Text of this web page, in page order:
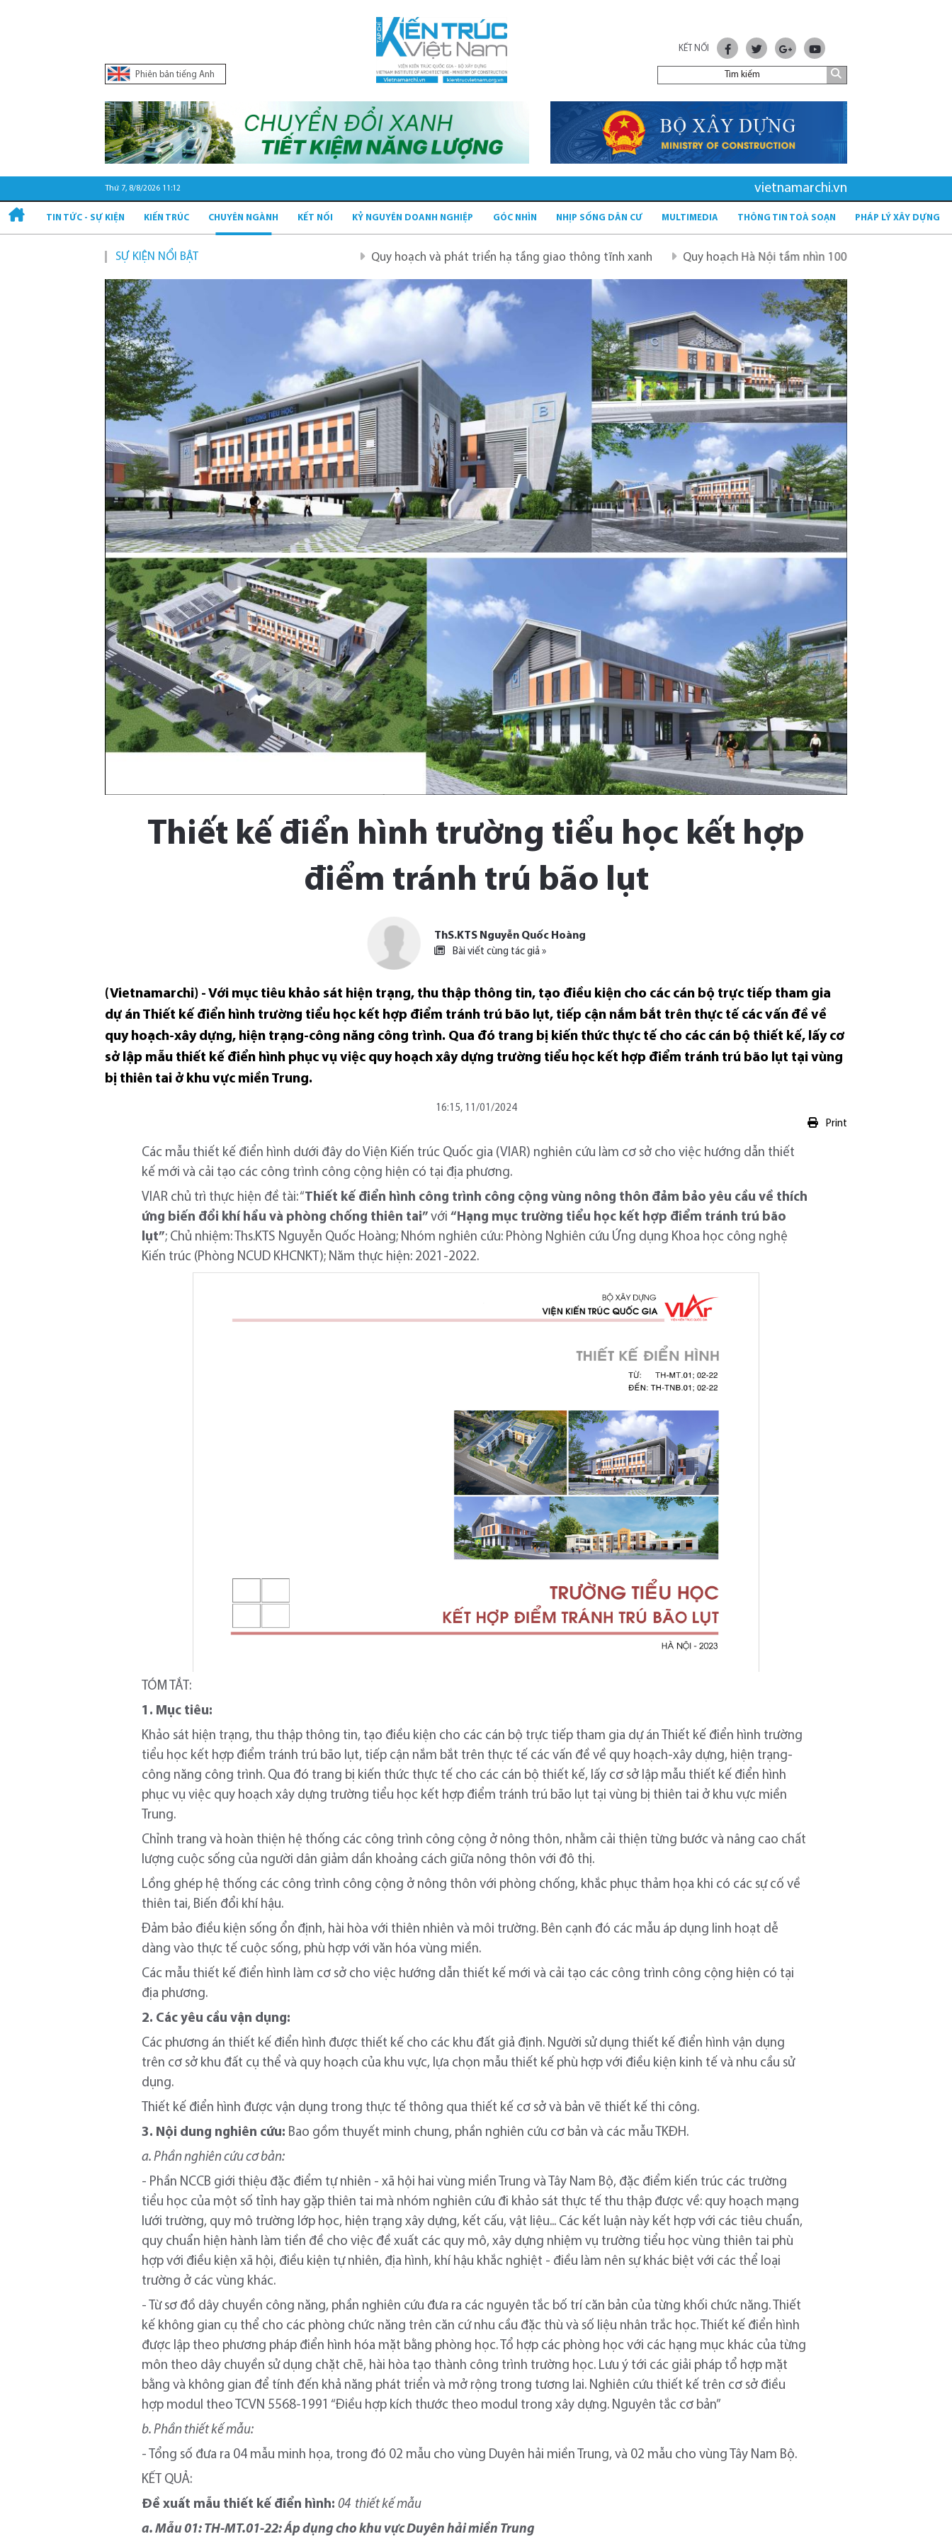
Phiên bản tiếng Anh
KẾT NỐI
Thứ 7, 8/8/2026 11:12 vietnamarchi.vn
TIN TỨC - SỰ KIỆN KIẾN TRÚC CHUYÊN NGÀNH KẾT NỐI KỶ NGUYÊN DOANH NGHIỆP GÓC NHÌN NHỊP SỐNG DÂN CƯ MULTIMEDIA THÔNG TIN TOÀ SOẠN PHÁP LÝ XÂY DỰNG
SỰ KIỆN NỔI BẬT Quy hoạch và phát triển hạ tầng giao thông tĩnh xanh Quy hoạch Hà Nội tầm nhìn 100 năm Quy hoạch mới sau
Thiết kế điển hình trường tiểu học kết hợp
điểm tránh trú bão lụt
ThS.KTS Nguyễn Quốc Hoàng
Bài viết cùng tác giả »
(Vietnamarchi) - Với mục tiêu khảo sát hiện trạng, thu thập thông tin, tạo điều kiện cho các cán bộ trực tiếp tham gia
dự án Thiết kế điển hình trường tiểu học kết hợp điểm tránh trú bão lụt, tiếp cận nắm bắt trên thực tế các vấn đề về
quy hoạch-xây dựng, hiện trạng-công năng công trình. Qua đó trang bị kiến thức thực tế cho các cán bộ thiết kế, lấy cơ
sở lập mẫu thiết kế điển hình phục vụ việc quy hoạch xây dựng trường tiểu học kết hợp điểm tránh trú bão lụt tại vùng
bị thiên tai ở khu vực miền Trung.
16:15, 11/01/2024
Print
Các mẫu thiết kế điển hình dưới đây do Viện Kiến trúc Quốc gia (VIAR) nghiên cứu làm cơ sở cho việc hướng dẫn thiết
kế mới và cải tạo các công trình công cộng hiện có tại địa phương.
VIAR chủ trì thực hiện đề tài: “Thiết kế điển hình công trình công cộng vùng nông thôn đảm bảo yêu cầu về thích
ứng biến đổi khí hẩu và phòng chống thiên tai”với“Hạng mục trường tiểu học kết hợp điểm tránh trú bão
lụt”; Chủ nhiệm: Ths.KTS Nguyễn Quốc Hoàng; Nhóm nghiên cứu: Phòng Nghiên cứu Ứng dụng Khoa học công nghệ
Kiến trúc (Phòng NCUD KHCNKT); Năm thực hiện: 2021-2022.
TÓM TẮT:
1. Mục tiêu:
Khảo sát hiện trạng, thu thập thông tin, tạo điều kiện cho các cán bộ trực tiếp tham gia dự án Thiết kế điển hình trường
tiểu học kết hợp điểm tránh trú bão lụt, tiếp cận nắm bắt trên thực tế các vấn đề về quy hoạch-xây dựng, hiện trạng-
công năng công trình. Qua đó trang bị kiến thức thực tế cho các cán bộ thiết kế, lấy cơ sở lập mẫu thiết kế điển hình
phục vụ việc quy hoạch xây dựng trường tiểu học kết hợp điểm tránh trú bão lụt tại vùng bị thiên tai ở khu vực miền
Trung.
Chỉnh trang và hoàn thiện hệ thống các công trình công cộng ở nông thôn, nhằm cải thiện từng bước và nâng cao chất
lượng cuộc sống của người dân giảm dần khoảng cách giữa nông thôn với đô thị.
Lồng ghép hệ thống các công trình công cộng ở nông thôn với phòng chống, khắc phục thảm họa khi có các sự cố về
thiên tai, Biến đổi khí hậu.
Đảm bảo điều kiện sống ổn định, hài hòa với thiên nhiên và môi trường. Bên cạnh đó các mẫu áp dụng linh hoạt dễ
dàng vào thực tế cuộc sống, phù hợp với văn hóa vùng miền.
Các mẫu thiết kế điển hình làm cơ sở cho việc hướng dẫn thiết kế mới và cải tạo các công trình công cộng hiện có tại
địa phương.
2. Các yêu cầu vận dụng:
Các phương án thiết kế điển hình được thiết kế cho các khu đất giả định. Người sử dụng thiết kế điển hình vận dụng
trên cơ sở khu đất cụ thể và quy hoạch của khu vực, lựa chọn mẫu thiết kế phù hợp với điều kiện kinh tế và nhu cầu sử
dụng.
Thiết kế điển hình được vận dụng trong thực tế thông qua thiết kế cơ sở và bản vẽ thiết kế thi công.
3. Nội dung nghiên cứu: Bao gồm thuyết minh chung, phần nghiên cứu cơ bản và các mẫu TKĐH.
a. Phần nghiên cứu cơ bản:
- Phần NCCB giới thiệu đặc điểm tự nhiên - xã hội hai vùng miền Trung và Tây Nam Bộ, đặc điểm kiến trúc các trường
tiểu học của một số tỉnh hay gặp thiên tai mà nhóm nghiên cứu đi khảo sát thực tế thu thập được về: quy hoạch mạng
lưới trường, quy mô trường lớp học, hiện trạng xây dựng, kết cấu, vật liệu... Các kết luận này kết hợp với các tiêu chuẩn,
quy chuẩn hiện hành làm tiền đề cho việc đề xuất các quy mô, xây dựng nhiệm vụ trường tiểu học vùng thiên tai phù
hợp với điều kiện xã hội, điều kiện tự nhiên, địa hình, khí hậu khắc nghiệt - điều làm nên sự khác biệt với các thể loại
trường ở các vùng khác.
- Từ sơ đồ dây chuyền công năng, phần nghiên cứu đưa ra các nguyên tắc bố trí căn bản của từng khối chức năng. Thiết
kế không gian cụ thể cho các phòng chức năng trên căn cứ nhu cầu đặc thù và số liệu nhân trắc học. Thiết kế điển hình
được lập theo phương pháp điển hình hóa mặt bằng phòng học. Tổ hợp các phòng học với các hạng mục khác của từng
môn theo dây chuyền sử dụng chặt chẽ, hài hòa tạo thành công trình trường học. Lưu ý tới các giải pháp tổ hợp mặt
bằng và không gian để tính đến khả năng phát triển và mở rộng trong tương lai. Nghiên cứu thiết kế trên cơ sở điều
hợp modul theo TCVN 5568-1991 “Điều hợp kích thước theo modul trong xây dựng. Nguyên tắc cơ bản”
b. Phần thiết kế mẫu:
- Tổng số đưa ra 04 mẫu minh họa, trong đó 02 mẫu cho vùng Duyên hải miền Trung, và 02 mẫu cho vùng Tây Nam Bộ.
KẾT QUẢ:
Đề xuất mẫu thiết kế điển hình: 04 thiết kế mẫu
a. Mẫu 01: TH-MT.01-22: Áp dụng cho khu vực Duyên hải miền Trung